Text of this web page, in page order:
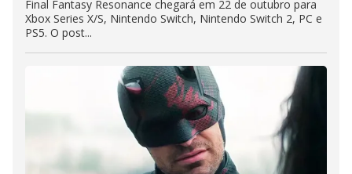
Final Fantasy Resonance chegará em 22 de outubro para
Xbox Series X/S, Nintendo Switch, Nintendo Switch 2, PC e
PS5. O post...